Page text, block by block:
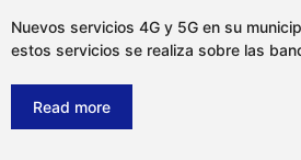
Nuevos servicios 4G y 5G en su
estos servicios se realiza sobre las
Read more